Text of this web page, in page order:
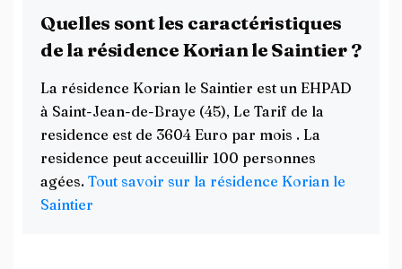
Quelles sont les caractéristiques
de la résidence Korian le Saintier ?
La résidence Korian le Saintier est un EHPAD
à Saint-Jean-de-Braye (45), Le Tarif de la
residence est de 3604 Euro par mois . La
residence peut acceuillir 100 personnes
agées. Tout savoir sur la résidence Korian le
Saintier